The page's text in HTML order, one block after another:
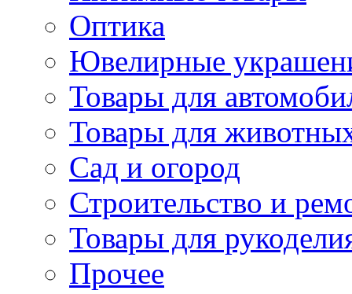
Оптика
Ювелирные
Товары для
Товары для
Сад и огород
Строительство и
Товары для
Прочее